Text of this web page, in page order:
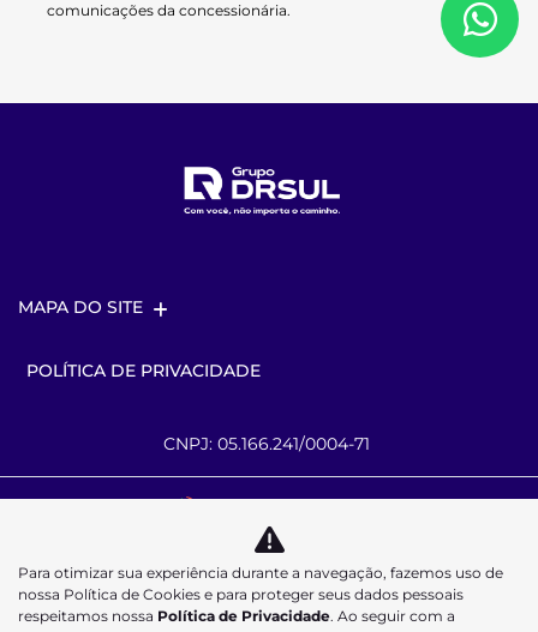
comunicações da concessionária.
MAPA DO SITE
POLÍTICA DE PRIVACIDADE
CNPJ: 05.166.241/0004-71
Desacelere. Seu bem maior é a vida.
Para otimizar sua experiência durante a navegação, fazemos uso de
nossa Política de Cookies e para proteger seus dados pessoais
respeitamos nossa Política de Privacidade. Ao seguir com a